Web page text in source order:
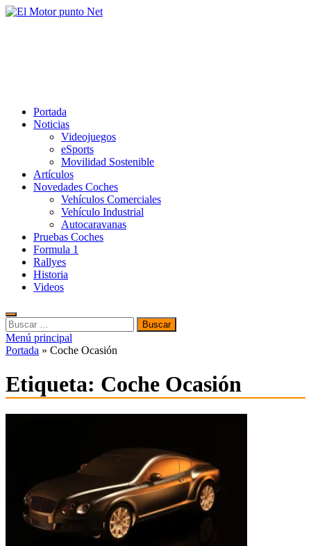
Saltar
Portada
Noticias
Videojuegos
eSports
Movilidad Sostenible
Artículos
Novedades Coches
Vehículos Comerciales
Vehículo Industrial
Autocaravanas
Pruebas Coches
Formula 1
Rallyes
Historia
Videos
Buscar:
Menú principal
Portada » Coche Ocasión
Etiqueta: Coche Ocasión